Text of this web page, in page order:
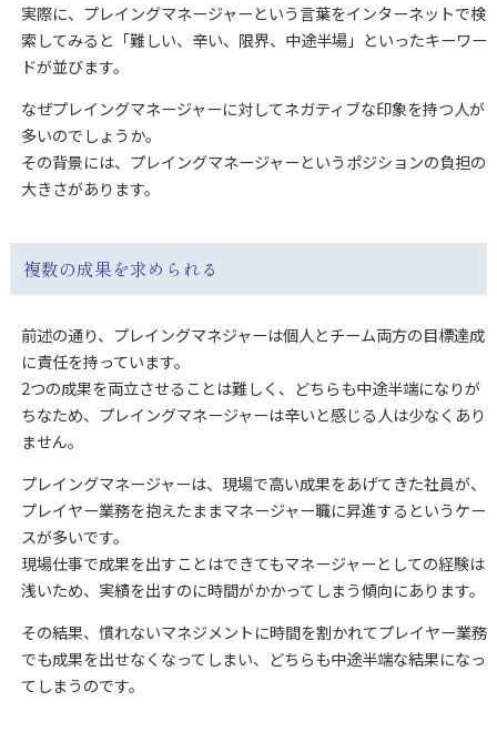
実際に、プレイングマネージャーという言葉をインターネットで検
索してみると「難しい、辛い、限界、中途半場」といったキーワー
ドが並びます。
なぜプレイングマネージャーに対してネガティブな印象を持つ人が
多いのでしょうか。
その背景には、プレイングマネージャーというポジションの負担の
大きさがあります。
複数の成果を求められる
前述の通り、プレイングマネジャーは個人とチーム両方の目標達成
に責任を持っています。
2つの成果を両立させることは難しく、どちらも中途半端になりが
ちなため、プレイングマネージャーは辛いと感じる人は少なくあり
ません。
プレイングマネージャーは、現場で高い成果をあげてきた社員が、
プレイヤー業務を抱えたままマネージャー職に昇進するというケー
スが多いです。
現場仕事で成果を出すことはできてもマネージャーとしての経験は
浅いため、実績を出すのに時間がかかってしまう傾向にあります。
その結果、慣れないマネジメントに時間を割かれてプレイヤー業務
でも成果を出せなくなってしまい、どちらも中途半端な結果になっ
てしまうのです。